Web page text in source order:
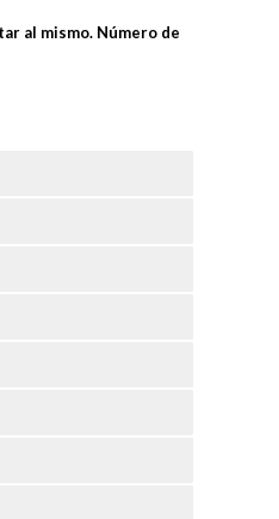
al mismo. Número de